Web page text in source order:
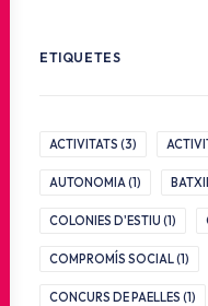
ETIQUETES
ACTIVITATS (3)
AUTONOMIA(1)
COLONIES D'ESTIU (1)
COMPROMÍS SOCIAL(1)
CONCURS DE PAELLES (1)